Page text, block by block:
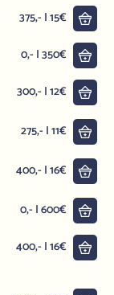
375,- | 15€
0,- | 350€
300,- | 12€
275,- | 11€
400,- | 16€
0,- | 600€
400,- | 16€